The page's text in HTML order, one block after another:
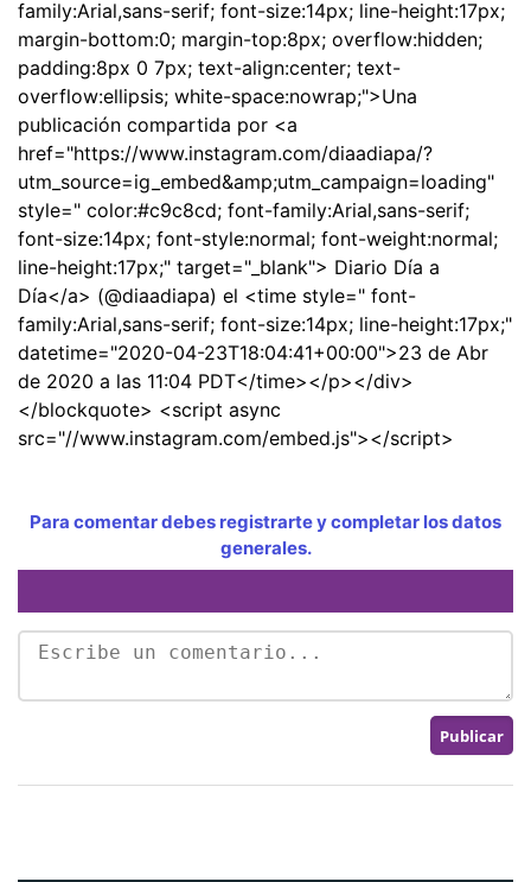
Para comentar debes registrarte y completar los datos
generales.